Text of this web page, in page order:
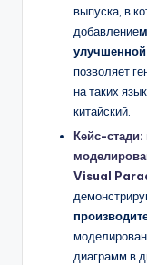
выпуска, в
добавление
улучшенной
позволяет
на таких
китайский.
Кейс-
Visual
диаграмм в